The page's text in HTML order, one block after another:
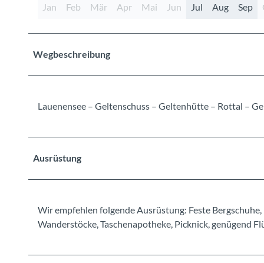
Jan Feb Mär Apr Mai Jun Jul Aug Sep
Wegbeschreibung
Lauenensee – Geltenschuss – Geltenhütte – Rottal –
Ausrüstung
Wir empfehlen folgende Ausrüstung: Feste
Wanderstöcke, Taschenapotheke, Picknick, genügend